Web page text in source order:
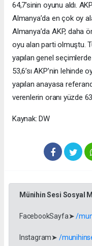
64,7’sinin oyunu aldı.
Almanya’da en çok oy
Almanya’da AKP, daha
oyu alan parti olmuştu.
yapılan genel
53,6’sı AKP’nin lehinde
yapılan anayasa
verenlerin oranı yüzde
Kaynak: DW
Münihin Sesi Sosyal
FacebookSayfa➤/
Instagram➤ /